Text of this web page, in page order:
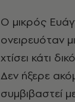
Ο μικρός
ονειρευόταν
χτίσει κάτι
Δεν ήξερε
συμβιβαστεί